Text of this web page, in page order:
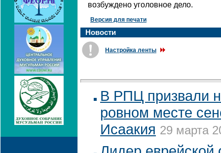
возбуждено уголовное дело.
Версия для печати
Новости
Настройка ленты
В РПЦ призвали
ровном месте
Исаакия 29 марта